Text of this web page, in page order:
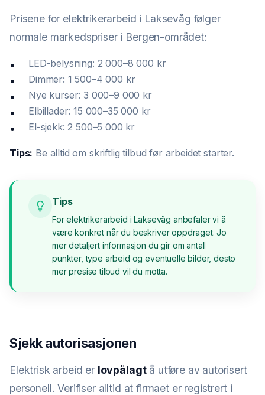
Prisene for elektrikerarbeid i Laksevåg følger
normale markedspriser i Bergen-området:
LED-belysning: 2 000–8 000 kr
Dimmer: 1 500–4 000 kr
Nye kurser: 3 000–9 000 kr
Elbillader: 15 000–35 000 kr
El-sjekk: 2 500–5 000 kr
Tips: Be alltid om skriftlig tilbud før arbeidet starter.
Tips
For elektrikerarbeid i Laksevåg anbefaler vi å
være konkret når du beskriver oppdraget. Jo
mer detaljert informasjon du gir om antall
punkter, type arbeid og eventuelle bilder, desto
mer presise tilbud vil du motta.
Sjekk autorisasjonen
Elektrisk arbeid er lovpålagtå utføre av autorisert
personell. Verifiser alltid at firmaet er registrert i